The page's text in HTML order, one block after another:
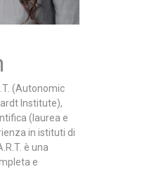
(Autonomic
Institute),
(laurea e
in istituti di
è una
e